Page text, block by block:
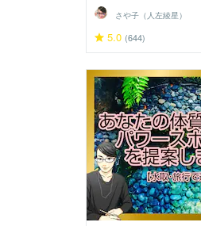
さや子（人左綾星）
5.0 (644)